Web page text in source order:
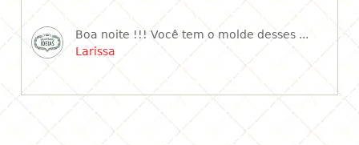
Boa noite !!! Você tem o molde desses ...
Larissa